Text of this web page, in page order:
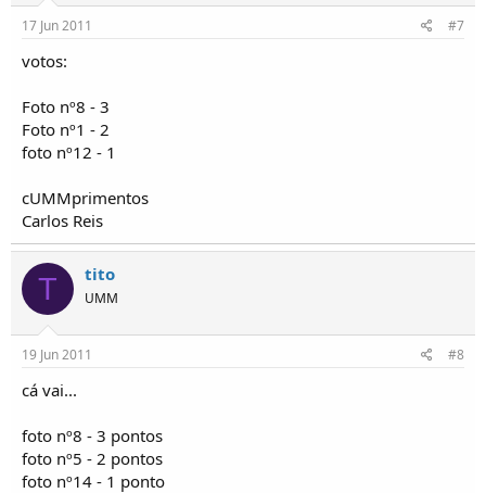
17 Jun 2011 #7
votos:
Foto nº8 - 3
Foto nº1 - 2
foto nº12 - 1
cUMMprimentos
Carlos Reis
T tito
UMM
19 Jun 2011 #8
cá vai...
foto nº8 - 3 pontos
foto nº5 - 2 pontos
foto nº14 - 1 ponto